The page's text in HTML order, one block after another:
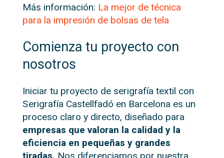
Más información: La mejor de técnica
para la impresión de bolsas de tela
Comienza tu proyecto con
nosotros
Iniciar tu proyecto de serigrafía textil con
Serigrafía Castellfadó en Barcelona es un
proceso claro y directo, diseñado para
empresas que valoran la calidad y la
eficiencia en pequeñas y grandes